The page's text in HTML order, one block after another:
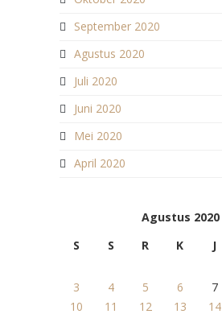
September 2020
Agustus 2020
Juli 2020
Juni 2020
Mei 2020
April 2020
Agustus 2020
S
S R K J
3
4 5 6 7
10
11 12 13 14